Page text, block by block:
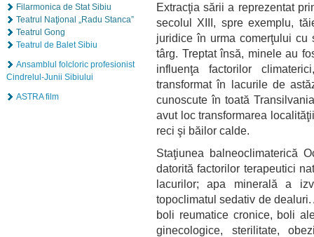
Filarmonica de Stat Sibiu
Teatrul Naţional „Radu Stanca”
Teatrul Gong
Teatrul de Balet Sibiu
Ansamblul folcloric profesionist
Cindrelul-Junii Sibiului
ASTRA film
Extracţia sării a reprezentat
secolul XIII, spre exemplu,
juridice în urma comerţului
târg. Treptat însă, minele au
influenţa factorilor
transformat în lacurile de
cunoscute în toată
avut loc transformarea
reci şi băilor calde.
Staţiunea balneoclimaterică
datorită factorilor terapeutici
lacurilor; apa minerală a
topoclimatul sedativ de
boli reumatice cronice, boli
ginecologice, sterilitate,